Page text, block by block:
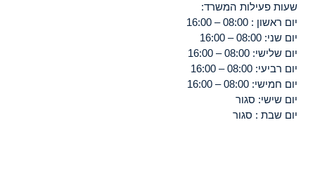
שעות פעילות המשרד:
יום ראשון : 08:00 – 16:00
יום שני: 08:00 – 16:00
יום שלישי: 08:00 – 16:00
יום רביעי: 08:00 – 16:00
יום חמישי: 08:00 – 16:00
יום שישי: סגור
יום שבת : סגור